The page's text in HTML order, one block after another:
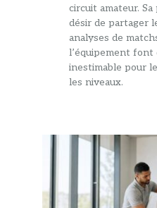
circuit amateur.
désir de partager
analyses de
l’équipement font
inestimable pour
les niveaux.